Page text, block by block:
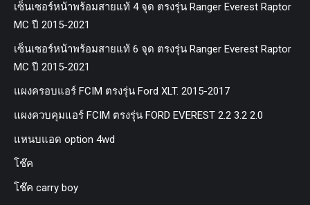
เซ็นเซอร์หน้าพร้อมสายแท้ 4 จุด ตรงรุ่น Ranger Everest Raptor
MC ปี 2015-2021
เซ็นเซอร์หน้าพร้อมสายแท้ 6 จุด ตรงรุ่น Ranger Everest Raptor
MC ปี 2015-2021
แผงครอบแอร์ FCIM ตรงรุ่น Ford XLT. 2015-2017
แผงควบคุมแอร์ FCIM ตรงรุ่น FORD EVEREST 2.2 3.2 2.0
แหนบแอด option 4wd
โช๊ค
โช๊ค carry boy